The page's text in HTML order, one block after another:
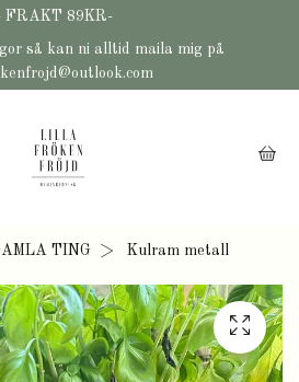
FRAKT 89KR-
så kan ni alltid maila mig på
TING Kulram metall